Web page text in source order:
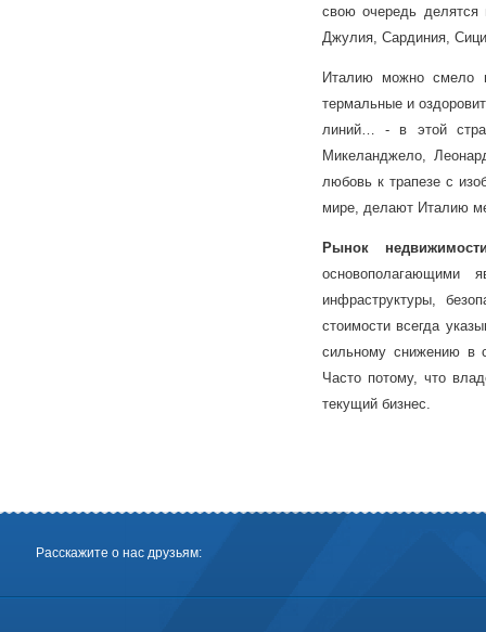
свою очередь делятся
Джулия, Сардиния,
Италию можно смело
термальные и
линий… - в этой
Микеланджело,
любовь к трапезе с
мире, делают Италию
Рынок
основополагающими
инфраструктуры,
стоимости всегда
сильному снижению в
Часто потому, что
текущий бизнес.
Расскажите о нас друзьям: